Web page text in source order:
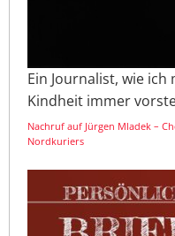
Ein Journalist, wie
Kindheit immer
Nachruf auf Jürgen Mladek –
Nordkuriers